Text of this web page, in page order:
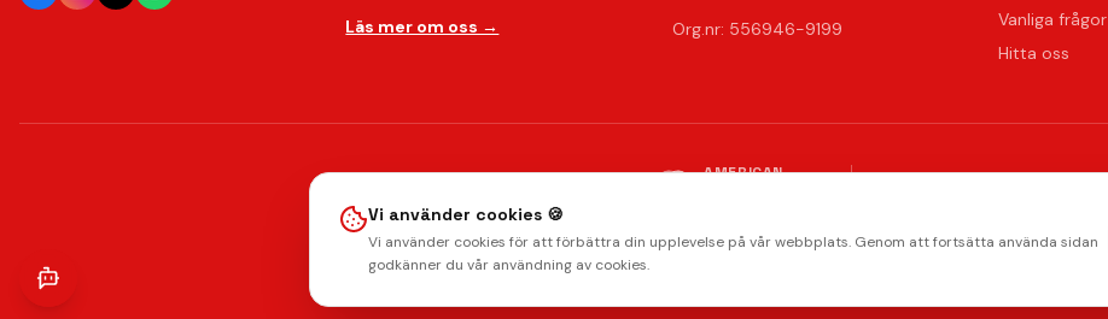
Läs mer om oss →
Org.nr: 556946-9199
Vanliga frågor
Hitta oss
AMERICAN
stripe
© 2026 Mobilkliniken. Alla rättigheter förbehållna.
Vi använder cookies 🍪
Vi använder cookies för att förbättra din upplevelse på vår webbplats. Genom att fortsätta använda sidan
godkänner du vår användning av cookies.